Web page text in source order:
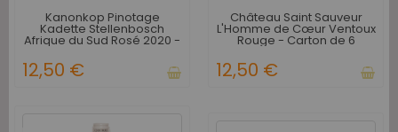
Kanonkop Pinotage
Kadette Stellenbosch
Afrique du Sud Rosé 2020 -
12,50 €
Château Saint Sauveur
L'Homme de Cœur Ventoux
Rouge - Carton de 6
12,50 €